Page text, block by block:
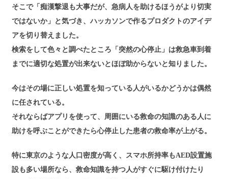
そこで「痴漢撃退も大事だが、急病人を助けるほうがより切実
ではないか」と気づき、ハッカソンで作るプロダクトのアイデ
アを切り替えました。
検索をして色々と調べたところ「突然の心停止」は救急車到着
までに適切な処置が出来ないとほぼ助からないと知りました。
今はその場に正しい処置を知っている人がいるかどうかは偶然
に任されている。
それならばアプリを使って、周囲にいる救命の知識のある人に
助けを呼ぶことができたら心停止した患者の救命率が上がる。
特に東京のような人口密度が高く、スマホ所持率もAED設置施
設も多い場所なら、救命知識を持つ人がすぐに駆け付けたり